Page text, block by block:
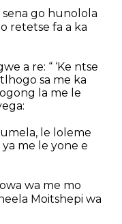
sena go hunolola
retetse fa a ka
a re: “ ‘Ke ntse
sa me ka
la me le
le loleme
me le yone e
wa me mo
Moitshepi wa